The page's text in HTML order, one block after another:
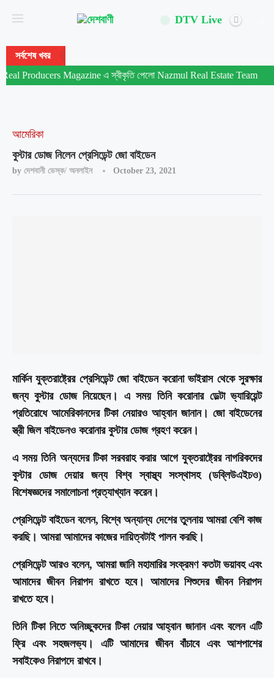
DTV Live
সর্বশেষ খবর
Magazine এ স্বীকৃতি পেলো Nazmul Real Estate Team
আমেরিকা
বুস্টার ডোজ নিলেন প্রেসিডেন্ট জো বাইডেন
by দেশবানী ডেস্ক/ অনলাইন October 23, 2021
মার্কিন যুক্তরাষ্ট্রের প্রেসিডেন্ট জো বাইডেন করোনা ভাইরাস থেকে সুরক্ষার
জন্য বুস্টার ডোজ নিয়েছেন। এ সময় তিনি করোনার ডেল্টা ভ্যারিয়েন্ট
প্রতিরোধে আমেরিকানদের টিকা নেয়ারও আহ্বান জানান। জো বাইডেনের
স্ত্রী জিল বাইডেনও করোনার বুস্টার ডোজ গ্রহণ করেন।
এ সময় তিনি অন্যদের টিকা সরবরাহ করার আগে যুক্তরাষ্ট্রের নাগরিকদের
বুস্টার ডোজ দেয়ার জন্য বিশ্ব স্বাস্থ্য সংস্থাসহ (ডব্লিউএইচও)
বিশেষজ্ঞদের সমালোচনা প্রত্যাখ্যান করেন।
প্রেসিডেন্ট বাইডেন বলেন, বিশ্বে অন্যান্য দেশের তুলনায় আমরা বেশি কাজ
করছি। আমরা আমাদের কাজের দায়িত্বটাই পালন করছি।
প্রেসিডেন্ট আরও বলেন, আমরা জানি মহামারির সংক্রমণ কতটা ভয়াবহ এবং
আমাদের জীবন নিরাপদ রাখতে হবে। আমাদের শিশুদের জীবন নিরাপদ
রাখতে হবে।
তিনি টিকা নিতে অনিচ্ছুকদের টিকা নেয়ার আহ্বান জানান এবং বলেন এটি
ফ্রি এবং সহজলভ্য। এটি আমাদের জীবন বাঁচাবে এবং আশপাশের
সবাইকেও নিরাপদে রাখবে।